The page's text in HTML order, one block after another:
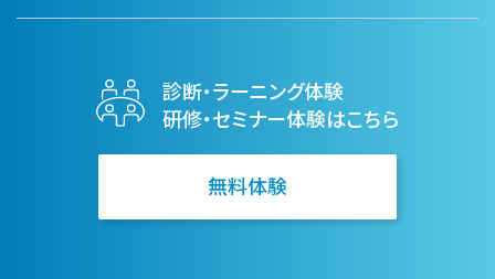
診断・ラーニング体験
研修・セミナー体験はこちら
無料体験